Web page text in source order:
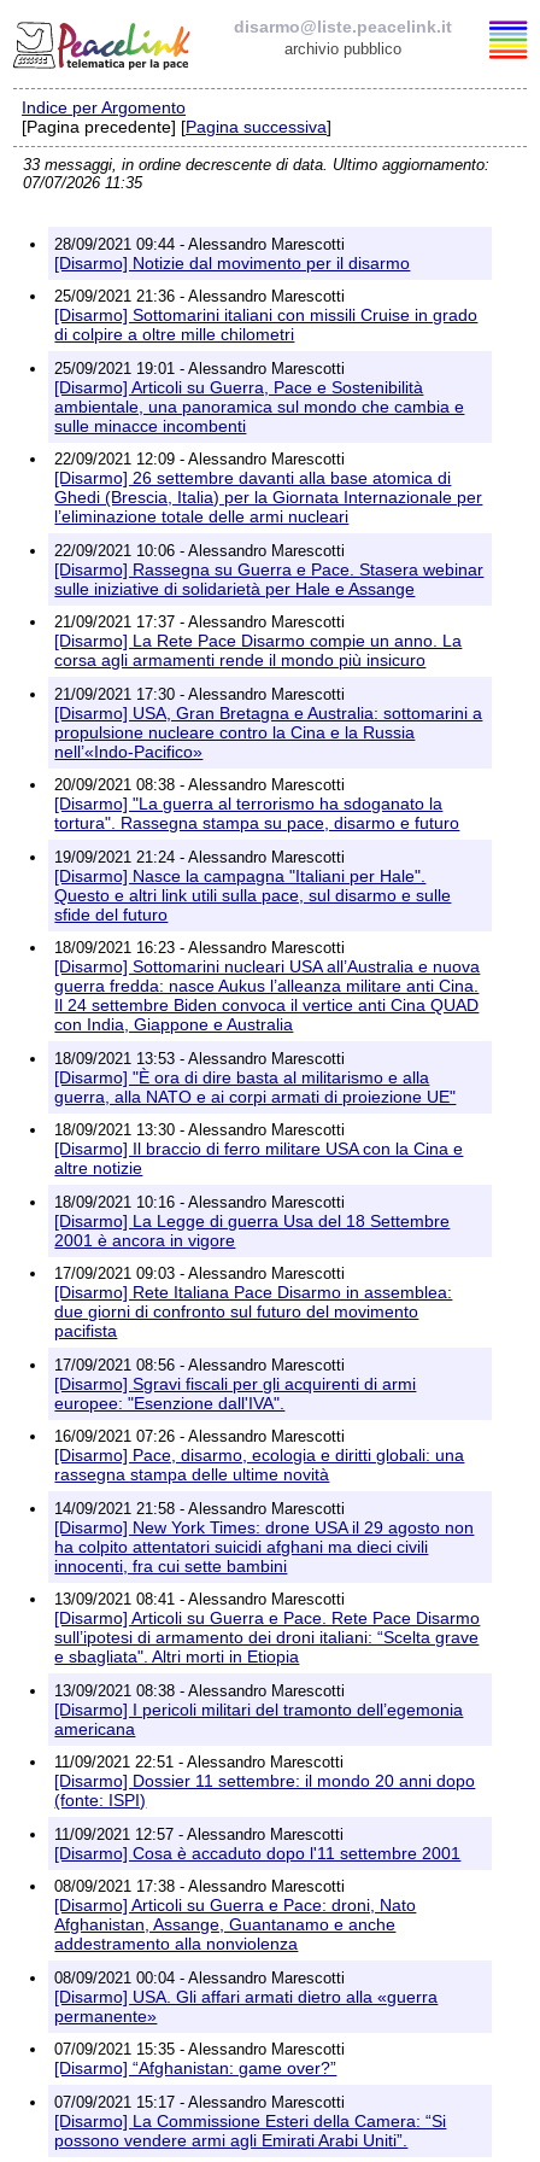
disarmo@liste.peacelink.it
archivio pubblico
Elenco delle liste
disarmo@liste.peacelink.it
Informativa sulla privacy
Richieste di rimozione
Indice per Argomento
[Pagina precedente] [Pagina successiva]
33 messaggi, in ordine decrescente di data. Ultimo aggiornamento:
07/07/2026 11:35
28/09/2021 09:44 - Alessandro Marescotti
[Disarmo] Notizie dal movimento per il disarmo
25/09/2021 21:36 - Alessandro Marescotti
[Disarmo] Sottomarini italiani con missili Cruise in grado
di colpire a oltre mille chilometri
25/09/2021 19:01 - Alessandro Marescotti
[Disarmo] Articoli su Guerra, Pace e Sostenibilità
ambientale, una panoramica sul mondo che cambia e
sulle minacce incombenti
22/09/2021 12:09 - Alessandro Marescotti
[Disarmo] 26 settembre davanti alla base atomica di
Ghedi (Brescia, Italia) per la Giornata Internazionale per
l’eliminazione totale delle armi nucleari
22/09/2021 10:06 - Alessandro Marescotti
[Disarmo] Rassegna su Guerra e Pace. Stasera webinar
sulle iniziative di solidarietà per Hale e Assange
21/09/2021 17:37 - Alessandro Marescotti
[Disarmo] La Rete Pace Disarmo compie un anno. La
corsa agli armamenti rende il mondo più insicuro
21/09/2021 17:30 - Alessandro Marescotti
[Disarmo] USA, Gran Bretagna e Australia: sottomarini a
propulsione nucleare contro la Cina e la Russia
nell’«Indo-Pacifico»
20/09/2021 08:38 - Alessandro Marescotti
[Disarmo] "La guerra al terrorismo ha sdoganato la
tortura". Rassegna stampa su pace, disarmo e futuro
19/09/2021 21:24 - Alessandro Marescotti
[Disarmo] Nasce la campagna "Italiani per Hale".
Questo e altri link utili sulla pace, sul disarmo e sulle
sfide del futuro
18/09/2021 16:23 - Alessandro Marescotti
[Disarmo] Sottomarini nucleari USA all’Australia e nuova
guerra fredda: nasce Aukus l’alleanza militare anti Cina.
Il 24 settembre Biden convoca il vertice anti Cina QUAD
con India, Giappone e Australia
18/09/2021 13:53 - Alessandro Marescotti
[Disarmo] "È ora di dire basta al militarismo e alla
guerra, alla NATO e ai corpi armati di proiezione UE"
18/09/2021 13:30 - Alessandro Marescotti
[Disarmo] Il braccio di ferro militare USA con la Cina e
altre notizie
18/09/2021 10:16 - Alessandro Marescotti
[Disarmo] La Legge di guerra Usa del 18 Settembre
2001 è ancora in vigore
17/09/2021 09:03 - Alessandro Marescotti
[Disarmo] Rete Italiana Pace Disarmo in assemblea:
due giorni di confronto sul futuro del movimento
pacifista
17/09/2021 08:56 - Alessandro Marescotti
[Disarmo] Sgravi fiscali per gli acquirenti di armi
europee: "Esenzione dall'IVA".
16/09/2021 07:26 - Alessandro Marescotti
[Disarmo] Pace, disarmo, ecologia e diritti globali: una
rassegna stampa delle ultime novità
14/09/2021 21:58 - Alessandro Marescotti
[Disarmo] New York Times: drone USA il 29 agosto non
ha colpito attentatori suicidi afghani ma dieci civili
innocenti, fra cui sette bambini
13/09/2021 08:41 - Alessandro Marescotti
[Disarmo] Articoli su Guerra e Pace. Rete Pace Disarmo
sull’ipotesi di armamento dei droni italiani: “Scelta grave
e sbagliata". Altri morti in Etiopia
13/09/2021 08:38 - Alessandro Marescotti
[Disarmo] I pericoli militari del tramonto dell’egemonia
americana
11/09/2021 22:51 - Alessandro Marescotti
[Disarmo] Dossier 11 settembre: il mondo 20 anni dopo
(fonte: ISPI)
11/09/2021 12:57 - Alessandro Marescotti
[Disarmo] Cosa è accaduto dopo l'11 settembre 2001
08/09/2021 17:38 - Alessandro Marescotti
[Disarmo] Articoli su Guerra e Pace: droni, Nato
Afghanistan, Assange, Guantanamo e anche
addestramento alla nonviolenza
08/09/2021 00:04 - Alessandro Marescotti
[Disarmo] USA. Gli affari armati dietro alla «guerra
permanente»
07/09/2021 15:35 - Alessandro Marescotti
[Disarmo] “Afghanistan: game over?”
07/09/2021 15:17 - Alessandro Marescotti
[Disarmo] La Commissione Esteri della Camera: “Si
possono vendere armi agli Emirati Arabi Uniti”.